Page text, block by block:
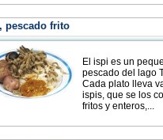
pescado frito
El ispi es un
pescado del lago
Cada plato lleva
ispis, que se los
fritos y enteros,...